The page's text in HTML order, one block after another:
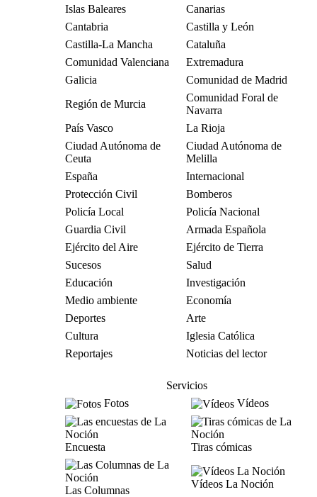
Islas Baleares
Canarias
Cantabria
Castilla y León
Castilla-La Mancha
Cataluña
Comunidad Valenciana
Extremadura
Galicia
Comunidad de Madrid
Región de Murcia
Comunidad Foral de
Navarra
País Vasco
La Rioja
Ciudad Autónoma de
Ceuta
Ciudad Autónoma de
Melilla
España
Internacional
Protección Civil
Bomberos
Policía Local
Policía Nacional
Guardia Civil
Armada Española
Ejército del Aire
Ejército de Tierra
Sucesos
Salud
Educación
Investigación
Medio ambiente
Economía
Deportes
Arte
Cultura
Iglesia Católica
Reportajes
Noticias del lector
Servicios
Fotos
Vídeos
Encuesta Tiras cómicas
Las Columnas
Vídeos La Noción